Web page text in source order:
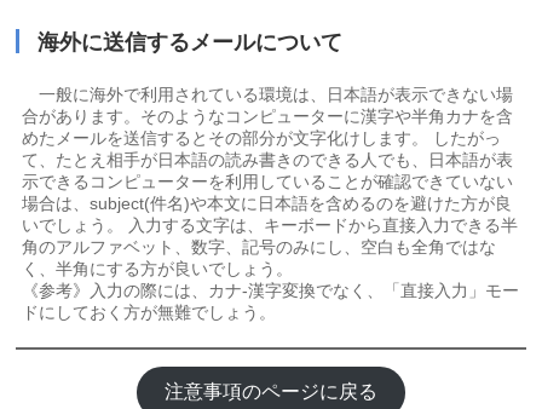
海外に送信するメールについて
一般に海外で利用されている環境は、日本語が表示できない場
合があります。そのようなコンピューターに漢字や半角カナを含
めたメールを送信するとその部分が文字化けします。 したがっ
て、たとえ相手が日本語の読み書きのできる人でも、日本語が表
示できるコンピューターを利用していることが確認できていない
場合は、subject(件名)や本文に日本語を含めるのを避けた方が良
いでしょう。 入力する文字は、キーボードから直接入力できる半
角のアルファベット、数字、記号のみにし、空白も全角ではな
く、半角にする方が良いでしょう。
《参考》入力の際には、カナ-漢字変換でなく、「直接入力」モー
ドにしておく方が無難でしょう。
注意事項のページに戻る